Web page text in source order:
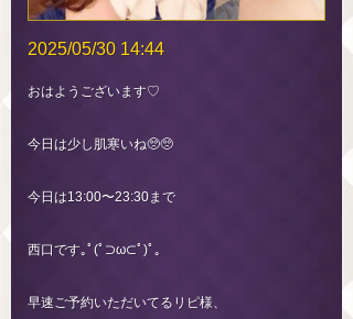
2025/05/30 14:44
おはようございます♡
今日は少し肌寒いね🥺🥺
今日は13:00〜23:30まで
西口です｡ﾟ(ﾟ⊃ω⊂ﾟ)ﾟ｡
早速ご予約いただいてるリピ様、